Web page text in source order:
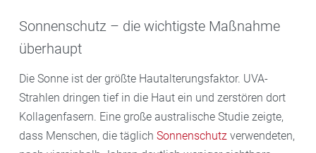
Sonnenschutz – die wichtigste Maßnahme
überhaupt
Die Sonne ist der größte Hautalterungsfaktor. UVA-
Strahlen dringen tief in die Haut ein und zerstören dort
Kollagenfasern. Eine große australische Studie zeigte,
dass Menschen, die täglich Sonnenschutz verwendeten,